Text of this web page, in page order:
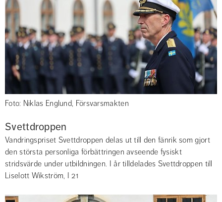
Foto: Niklas Englund, Försvarsmakten
Svettdroppen
Vandringspriset Svettdroppen delas ut till den fänrik som gjort
den största personliga förbättringen avseende fysiskt
stridsvärde under utbildningen. I år tilldelades Svettdroppen till
Liselott Wikström, I 21